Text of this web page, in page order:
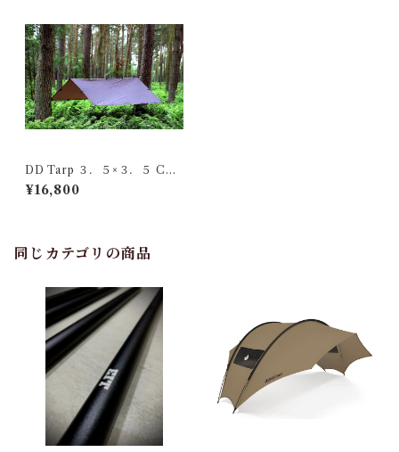
DD Tarp ３．５×３．５ Coy
ote brown
¥16,800
同じカテゴリの商品